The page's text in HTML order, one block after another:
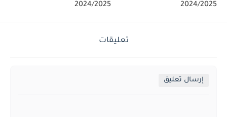
2024/2025
2024/2025
تعليقات
إرسال تعليق